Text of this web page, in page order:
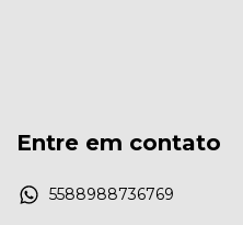
Entre em contato
5588988736769